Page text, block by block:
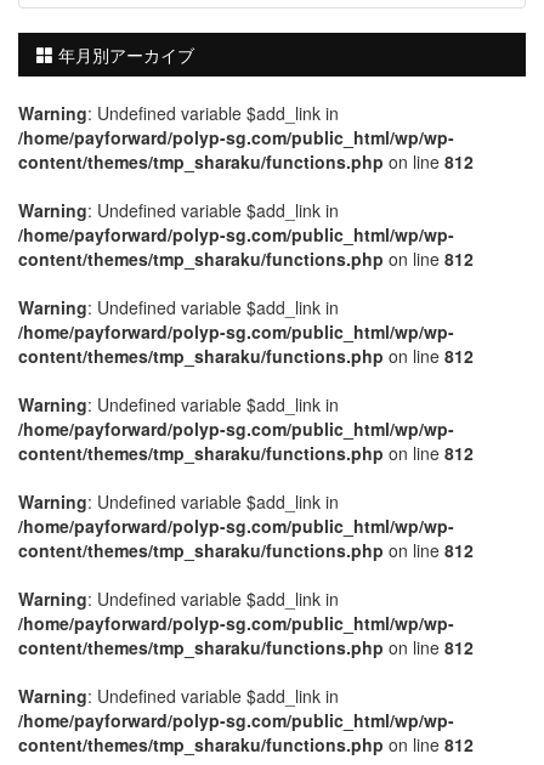
年月別アーカイブ
Warning: Undefined variable $add_link in
/home/payforward/polyp-sg.com/public_html/wp/wp-
content/themes/tmp_sharaku/functions.php on line 812
Warning: Undefined variable $add_link in
/home/payforward/polyp-sg.com/public_html/wp/wp-
content/themes/tmp_sharaku/functions.php on line 812
Warning: Undefined variable $add_link in
/home/payforward/polyp-sg.com/public_html/wp/wp-
content/themes/tmp_sharaku/functions.php on line 812
Warning: Undefined variable $add_link in
/home/payforward/polyp-sg.com/public_html/wp/wp-
content/themes/tmp_sharaku/functions.php on line 812
Warning: Undefined variable $add_link in
/home/payforward/polyp-sg.com/public_html/wp/wp-
content/themes/tmp_sharaku/functions.php on line 812
Warning: Undefined variable $add_link in
/home/payforward/polyp-sg.com/public_html/wp/wp-
content/themes/tmp_sharaku/functions.php on line 812
Warning: Undefined variable $add_link in
/home/payforward/polyp-sg.com/public_html/wp/wp-
content/themes/tmp_sharaku/functions.php on line 812